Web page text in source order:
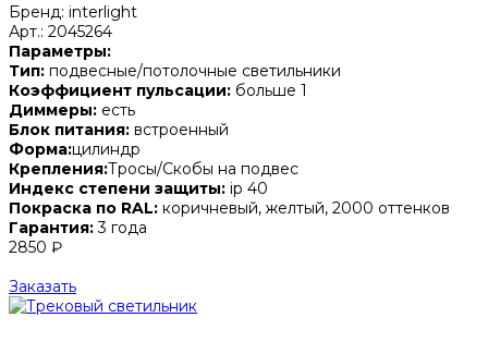
Бренд: interlight
Арт.: 2045264
Параметры:
Тип: подвесные/потолочные светильники
Коэффициент пульсации: больше 1
Диммеры: есть
Блок питания: встроенный
Форма:цилиндр
Крепления:Тросы/Скобы на подвес
Индекс степени защиты: ip 40
Покраска по RAL: коричневый, желтый, 2000 оттенков
Гарантия:3 года
2850 ₽
Заказать